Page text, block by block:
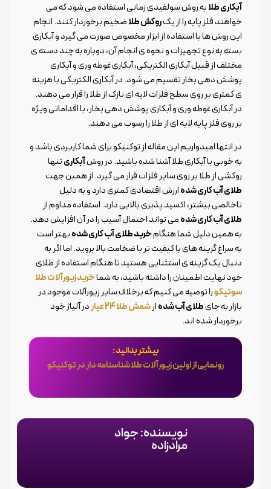
آبکاری طلابه روش سولفیدی زمانی استفاده می شود که می
خواهند فلز پایه را از یکروکش طلاضخیم برخوردار کنند. انجام
این روش ها با استفاده از ابزار مخصوص صورت می گیرد و آبکاری
بسته به نوع تجهیزات و نحوه ی انجام آن، دوباره به چند دسته ی
مختلف از قبیل آبکاری الکتریکی، آبکاری غوطه وری و آبکاری
پوشش دهی بخار تقسیم می شود. در آبکاری الکتریکی با هزینه
ی کمتری بر روی سطح فلزات لایه ای نازک از طلا را قرار می دهند.
در آبکاری غوطه وری و آبکاری پوشش دهی بخار، با اقداماتی ویژه
بر روی فلز پایه لایه ای از طلا را رسوب می دهند.
در انتها امیدواریم این مقاله از توکنیکو برای شما کاربردی باشد و
به خوبی با آبکاری طلا آشنا شده باشید. در روشآبکاریتنها
روکشی از طلا بر روی سایر فلزات قرار می گیرد. از همین جهت
طلای آب کاری شدهارزش اقتصادی کمتری دارد و به دلیل
ناخالصی بیشتر، اکسید پذیری بالایی دارد. استفاده مداوم از
طلای آب کاری شدهمی تواند احتمال آسیب را در آن افزایش دهد.
به همین دلیل شما هنگامخرید طلای آب کاری شدهبهتر است
به سراغ گزینه های با کیفیت تر با ضخامت بالا بروید. اما اگر به
دنبال یک گزینه ی استثنایی هستید تا هنگام استفاده از طلای
خود نهایت اطمینان را داشته باشید، به شماخرید زیورآلات طلا
سوتیکورا توصیه می کنیم که برخلاف سایر زیورآلات موجود در
بازار به جایطلای آب شدهازشمش طلا 24 عیار
در آلیاژ خود
برخوردار شده اند.
بیشتر بدانید :
رونمایی از اولین زیورآلات طلا شناسنامه دار در توکنیکو
نویسنده: جواد
مرادزاده